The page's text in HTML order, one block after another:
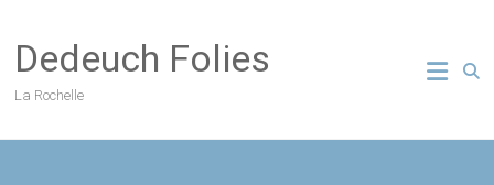
content
Dedeuch Folies
La Rochelle